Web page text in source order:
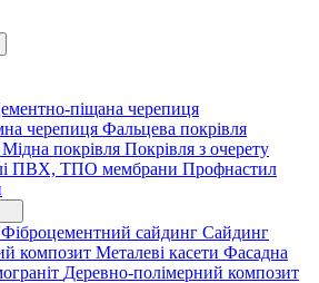
піщана черепиця
черепиця Фальцева покрівля
Мідна покрівля Покрівля з очерету
ПВХ, ТПО мембрани Профнастил
Фіброцементний сайдинг Сайдинг
композит Металеві касети Фасадна
Деревно-полімерний композит